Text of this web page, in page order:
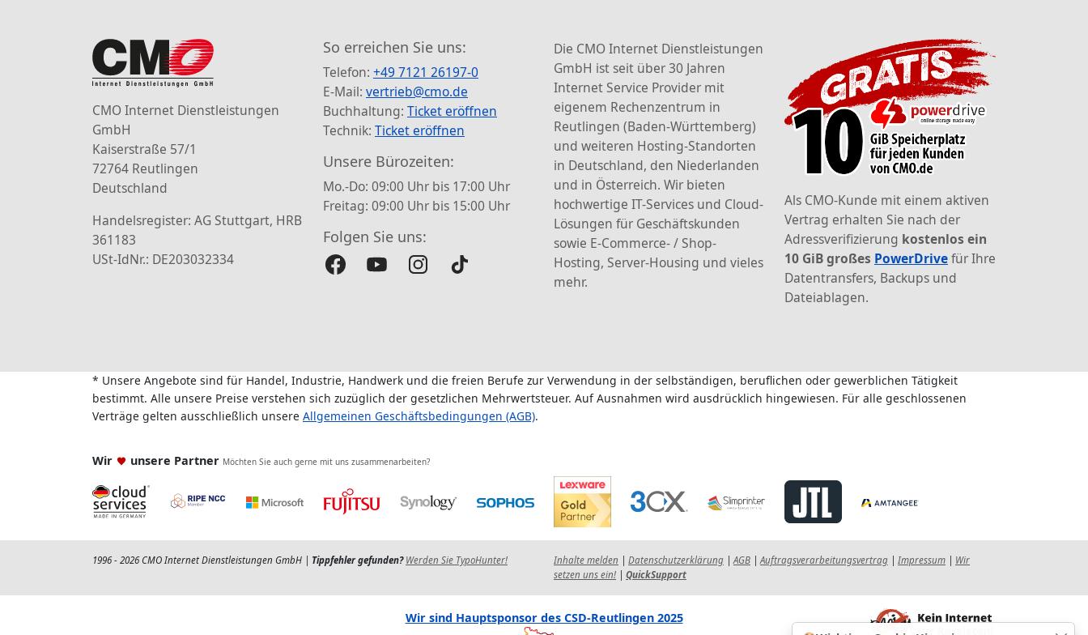
CMO Internet Dienstleistungen
GmbH
Kaiserstraße 57/1
72764 Reutlingen
Deutschland
Handelsregister: AG Stuttgart, HRB
361183
USt-IdNr.: DE203032334
So erreichen Sie uns:
Telefon: +49 7121 26197-0
E-Mail: vertrieb@cmo.de
Buchhaltung: Ticket eröffnen
Technik: Ticket eröffnen
Unsere Bürozeiten:
Mo.-Do: 09:00 Uhr bis 17:00 Uhr
Freitag: 09:00 Uhr bis 15:00 Uhr
Folgen Sie uns:
Die CMO Internet Dienstleistungen
GmbH ist seit über 30 Jahren
Internet Service Provider mit
eigenem Rechenzentrum in
Reutlingen (Baden-Württemberg)
und weiteren Hosting-Standorten
in Deutschland, den Niederlanden
und in Österreich. Wir bieten
hochwertige IT-Services und Cloud-
Lösungen für Geschäftskunden
sowie E-Commerce- / Shop-
Hosting, Server-Housing und vieles
mehr.
Als CMO-Kunde mit einem aktiven
Vertrag erhalten Sie nach der
Adressverifizierung kostenlos ein
10 GiB großes PowerDrivefür Ihre
Datentransfers, Backups und
Dateiablagen.
* Unsere Angebote sind für Handel, Industrie, Handwerk und die freien Berufe zur Verwendung in der selbständigen, beruflichen oder gewerblichen Tätigkeit
bestimmt. Alle unsere Preise verstehen sich zuzüglich der gesetzlichen Mehrwertsteuer. Auf Ausnahmen wird ausdrücklich hingewiesen. Für alle geschlossenen
Verträge gelten ausschließlich unsere Allgemeinen Geschäftsbedingungen (AGB).
Wir unsere Partner Möchten Sie auch gerne mit uns zusammenarbeiten?
1996 - 2026 CMO Internet Dienstleistungen GmbH | Tippfehler gefunden? Werden Sie TypoHunter! Inhalte melden | Datenschutzerklärung | AGB | Auftragsverarbeitungsvertrag | Impressum | Wir
setzen uns ein! | QuickSupport
Wir sind Hauptsponsor des CSD-Reutlingen 2025